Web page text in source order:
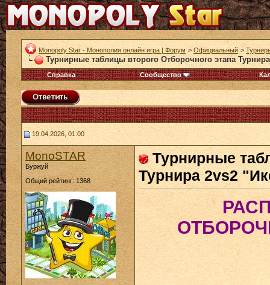
Monopoly Star - Монополия онлайн игра | Форум > Официальный >
Турнирные таблицы второго Отборочного этапа
Справка Сообщество
19.04.2026, 01:00
MonoSTAR
Буржуй
Общий рейтинг: 1368
Турнирные
Турнира 2vs2